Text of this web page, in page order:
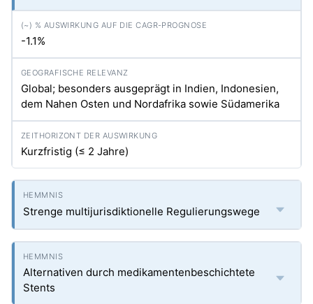
-1.1%
Global; besonders ausgeprägt in Indien, Indonesien,
dem Nahen Osten und Nordafrika sowie Südamerika
Kurzfristig (≤ 2 Jahre)
Strenge multijurisdiktionelle Regulierungswege
Alternativen durch medikamentenbeschichtete
Stents